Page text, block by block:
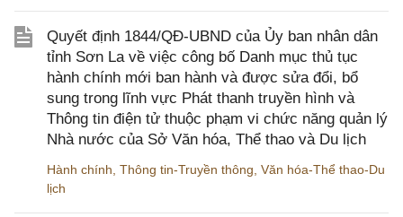
Quyết định 1844/QĐ-UBND của Ủy ban nhân dân
tỉnh Sơn La về việc công bố Danh mục thủ tục
hành chính mới ban hành và được sửa đổi, bổ
sung trong lĩnh vực Phát thanh truyền hình và
Thông tin điện tử thuộc phạm vi chức năng quản lý
Nhà nước của Sở Văn hóa, Thể thao và Du lịch
Hành chính, Thông tin-Truyền thông, Văn hóa-Thể thao-Du
lịch